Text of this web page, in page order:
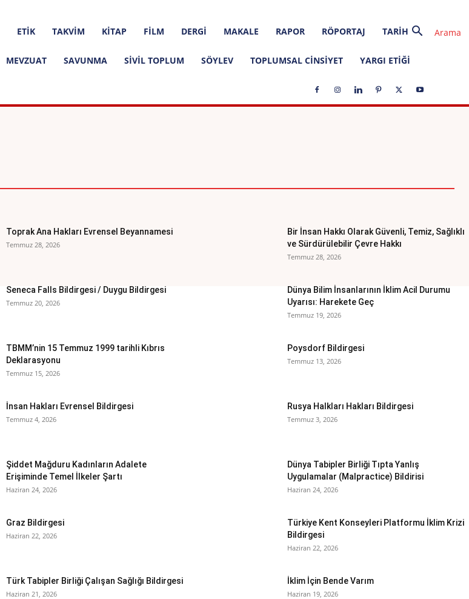
ETIK TAKVIM KITAP FILM DERGI MAKALE RAPOR RÖPORTAJ TARIH
MEVZUAT SAVUNMA SIVIL TOPLUM SÖYLEV TOPLUMSAL CINSIYET YARGI ETIĞI
Toprak Ana Hakları Evrensel Beyannamesi
Temmuz 28, 2026
Bir İnsan Hakkı Olarak Güvenli, Temiz, Sağlıklı
ve Sürdürülebilir Çevre Hakkı
Temmuz 28, 2026
Seneca Falls Bildirgesi / Duygu Bildirgesi
Temmuz 20, 2026
Dünya Bilim İnsanlarının İklim Acil Durumu
Uyarısı: Harekete Geç
Temmuz 19, 2026
TBMM’nin 15 Temmuz 1999 tarihli Kıbrıs
Deklarasyonu
Temmuz 15, 2026
Poysdorf Bildirgesi
Temmuz 13, 2026
İnsan Hakları Evrensel Bildirgesi
Temmuz 4, 2026
Rusya Halkları Hakları Bildirgesi
Temmuz 3, 2026
Şiddet Mağduru Kadınların Adalete
Erişiminde Temel İlkeler Şartı
Haziran 24, 2026
Dünya Tabipler Birliği Tıpta Yanlış
Uygulamalar (Malpractice) Bildirisi
Haziran 24, 2026
Graz Bildirgesi
Haziran 22, 2026
Türkiye Kent Konseyleri Platformu İklim Krizi
Bildirgesi
Haziran 22, 2026
Türk Tabipler Birliği Çalışan Sağlığı Bildirgesi
Haziran 21, 2026
İklim İçin Bende Varım
Haziran 19, 2026